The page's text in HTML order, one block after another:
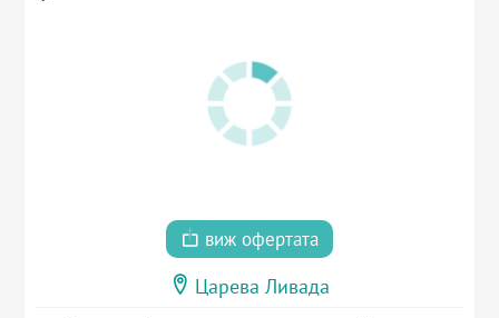
виж офертата
Царева Ливада